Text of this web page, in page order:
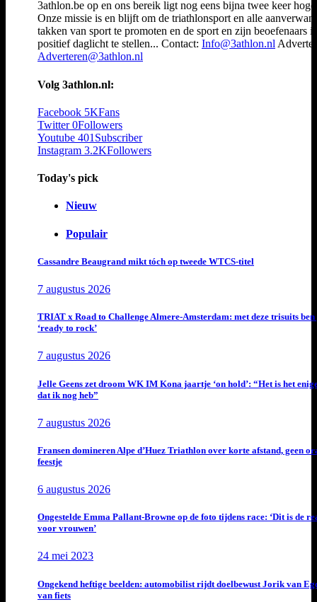
3athlon.be op en ons bereik ligt nog eens bijna twee keer
Onze missie is en blijft om de triathlonsport en alle
takken van sport te promoten en de sport en zijn beoefenaars
positief daglicht te stellen... Contact: Info@3athlon.nl
Adverteren@3athlon.nl
Volg 3athlon.nl:
Facebook 5KFans
Twitter 0Followers
Youtube 401 Subscriber
Instagram 3.2KFollowers
Today's pick
Nieuw
Populair
Cassandre Beaugrand mikt tóch op tweede WTCS-titel
7 augustus 2026
TRIAT x Road to Challenge Almere-Amsterdam: met deze trisuits ben
‘ready to rock’
7 augustus 2026
Jelle Geens zet droom WK IM Kona jaartje ‘on hold’: “Het is het
dat ik nog heb”
7 augustus 2026
Fransen domineren Alpe d’Huez Triathlon over korte afstand, geen
feestje
6 augustus 2026
Ongestelde Emma Pallant-Browne op de foto tijdens race: ‘Dit is de
voor vrouwen’
24 mei 2023
Ongekend heftige beelden: automobilist rijdt doelbewust Jorik van
van fiets